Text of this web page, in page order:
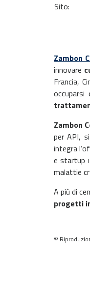
Sito:
Zambon
innovare
Francia,
Zambon
per API,
integra
e startup
malattie
A più di
progetti
©